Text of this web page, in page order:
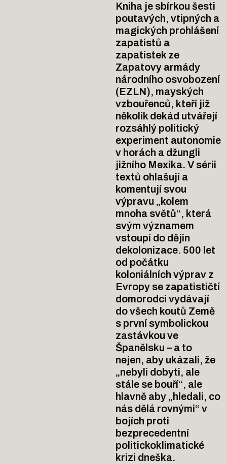
Kniha je sbírkou šesti
poutavých, vtipných a
magických prohlášení
zapatistů a
zapatistek ze
Zapatovy armády
národního osvobození
(EZLN), mayských
vzbouřenců, kteří již
několik dekád utvářejí
rozsáhlý politický
experiment autonomie
v horách a džungli
jižního Mexika. V sérii
textů ohlašují a
komentují svou
výpravu „kolem
mnoha světů“, která
svým významem
vstoupí do dějin
dekolonizace. 500 let
od počátku
koloniálních výprav z
Evropy se zapatističtí
domorodci vydávají
do všech koutů Země
s první symbolickou
zastávkou ve
Španělsku – a to
nejen, aby ukázali, že
„nebyli dobyti, ale
stále se bouří“, ale
hlavně aby „hledali, co
nás dělá rovnými“ v
bojích proti
bezprecedentní
politickoklimatické
krizi dneška.